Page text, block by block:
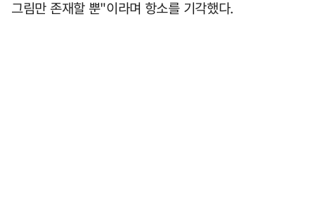
그림만 존재할 뿐"이라며 항소를 기각했다.